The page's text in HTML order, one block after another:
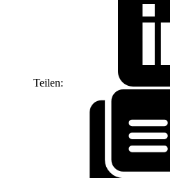
Teilen: